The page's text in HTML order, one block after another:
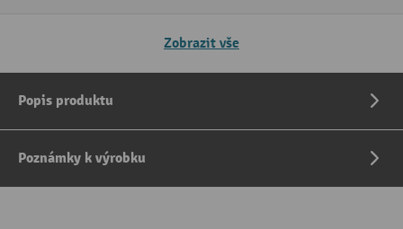
Zobrazit vše
Popis produktu
Poznámky k výrobku